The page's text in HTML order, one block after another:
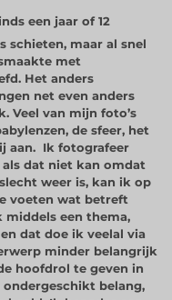
een jaar of 12
schieten, maar al snel
met
Het anders
net even anders
Veel van mijn foto’s
de sfeer, het
aan. Ik fotografeer
dat niet kan omdat
weer is, kan ik op
voeten wat betreft
een thema,
dat doe ik veelal via
minder belangrijk
hoofdrol te geven in
ondergeschikt belang,